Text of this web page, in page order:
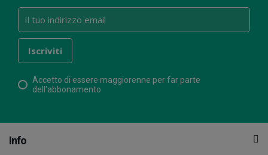
Accetto di essere maggiorenne per far parte
dell'abbonamento
Info